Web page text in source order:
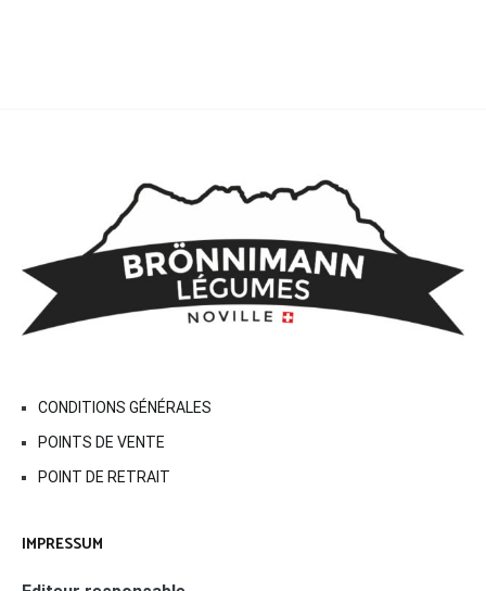
CONDITIONS GÉNÉRALES
POINTS DE VENTE
POINT DE RETRAIT
IMPRESSUM